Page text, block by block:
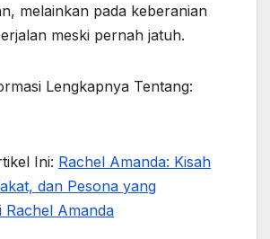
melainkan pada keberanian
meski pernah jatuh.
Lengkapnya Tentang:
Ini: Rachel Amanda: Kisah
dan Pesona yang
Rachel Amanda